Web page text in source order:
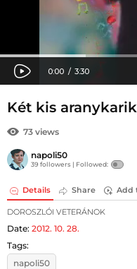
Két kis
73 views
napoli50
39 followers | Followed:
Details Share Add
DOROSZLÓI VETERÁNOK
Date: 2012. 10. 28.
Tags:
napoli50